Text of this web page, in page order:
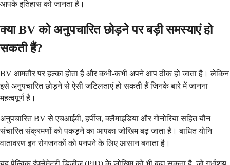
आपके इतिहास को जानता है।
क्या BV को अनुपचारित छोड़ने पर बड़ी समस्याएं हो
सकती हैं?
BV आमतौर पर हल्का होता है और कभी-कभी अपने आप ठीक हो जाता है। लेकिन
इसे अनुपचारित छोड़ने से ऐसी जटिलताएं हो सकती हैं जिनके बारे में जानना
महत्वपूर्ण है।
अनुपचारित BV से एचआईवी, हर्पीज, क्लैमाइडिया और गोनोरिया सहित यौन
संचारित संक्रमणों को पकड़ने का आपका जोखिम बढ़ जाता है। बाधित योनि
वातावरण इन रोगजनकों को पनपने के लिए आसान बनाता है।